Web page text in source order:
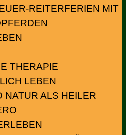
REITERFERIEN MIT
THERAPIE
LEBEN
NATUR ALS HEILER